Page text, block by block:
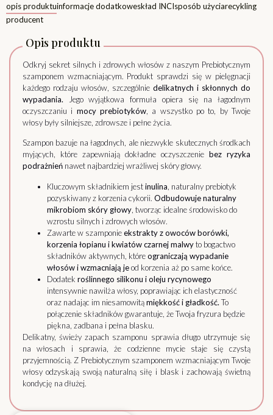
opis produktuinformacje dodatkoweskład INCIsposób użyciarecykling
producent
Opis produktu
Odkryj sekret silnych i zdrowych włosów z naszym Prebiotycznym
szamponem wzmacniającym. Produkt sprawdzi się w pielęgnacji
każdego rodzaju włosów, szczególnie delikatnych i skłonnych do
wypadania. Jego wyjątkowa formuła opiera się na łagodnym
oczyszczaniu i mocy prebiotyków , a wszystko po to, by Twoje
włosy były silniejsze, zdrowsze i pełne życia.
Szampon bazuje na łagodnych, ale niezwykle skutecznych środkach
myjących, które zapewniają dokładne oczyszczenie bez ryzyka
podrażnień nawet najbardziej wrażliwej skóry głowy.
Kluczowym składnikiem jestinulina , naturalny prebiotyk
pozyskiwany z korzenia cykorii. Odbudowuje naturalny
mikrobiom skóry głowy , tworząc idealne środowisko do
wzrostu silnych i zdrowych włosów.
Zawarte w szamponieekstrakty z owoców borówki,
korzenia łopianu i kwiatów czarnej malwyto bogactwo
składników aktywnych, któreograniczają wypadanie
włosów i wzmacniają jeod korzenia aż po same końce.
Dodatek roślinnego silikonu i oleju rycynowego
intensywnie nawilża włosy, poprawiając ich elastyczność
oraz nadając im niesamowitąmiękkość i gładkość. To
połączenie składników gwarantuje, że Twoja fryzura będzie
piękna, zadbana i pełna blasku.
Delikatny, świeży zapach szamponu sprawia długo utrzymuje się
na włosach i sprawia, że codzienne mycie staje się czystą
przyjemnością. Z Prebiotycznym szamponem wzmacniającym Twoje
włosy odzyskają swoją naturalną siłę i blask i zachowają świetną
kondycję na dłużej.